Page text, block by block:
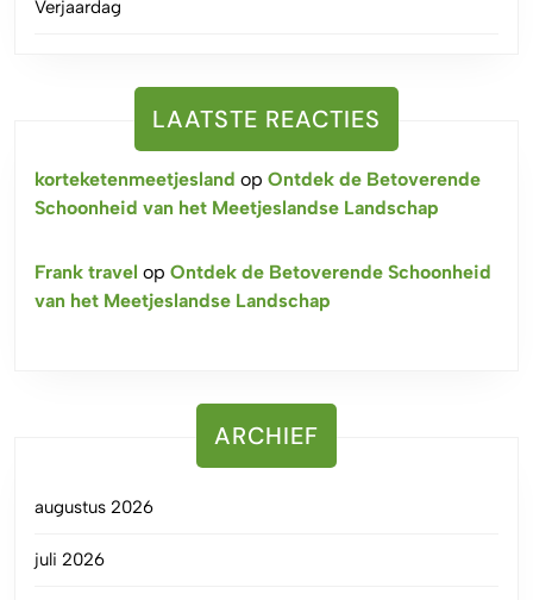
Verjaardag
LAATSTE REACTIES
korteketenmeetjesland op Ontdek de Betoverende
Schoonheid van het Meetjeslandse Landschap
Frank travel op Ontdek de Betoverende Schoonheid
van het Meetjeslandse Landschap
ARCHIEF
augustus 2026
juli 2026